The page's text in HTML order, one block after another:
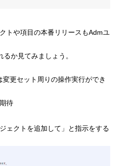
トや項目の本番リリースもAdmユ
か見てみましょう。
変更セット周りの操作実行ができ
待
ェクトを追加して」と指示をする